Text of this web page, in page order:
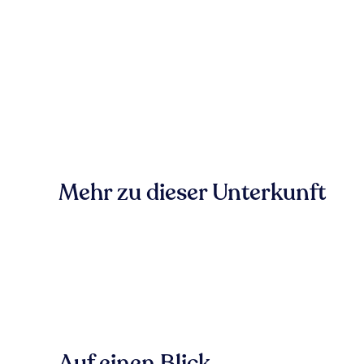
Mehr zu dieser Unterkunft